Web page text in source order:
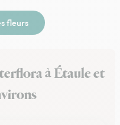
fleurs
à Étaule et